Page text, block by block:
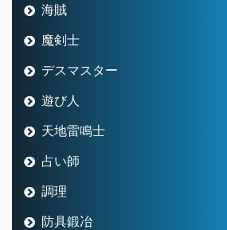
海賊
魔剣士
デスマスター
遊び人
天地雷鳴士
占い師
調理
防具鍛冶